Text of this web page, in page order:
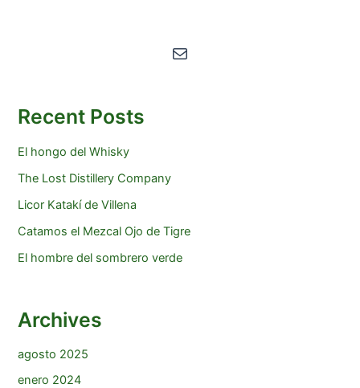
Correo electrónico
Recent Posts
El hongo del Whisky
The Lost Distillery Company
Licor Katakí de Villena
Catamos el Mezcal Ojo de Tigre
El hombre del sombrero verde
Archives
agosto 2025
enero 2024